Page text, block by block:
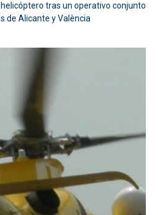
tras un operativo conjunto
de Alicante y València